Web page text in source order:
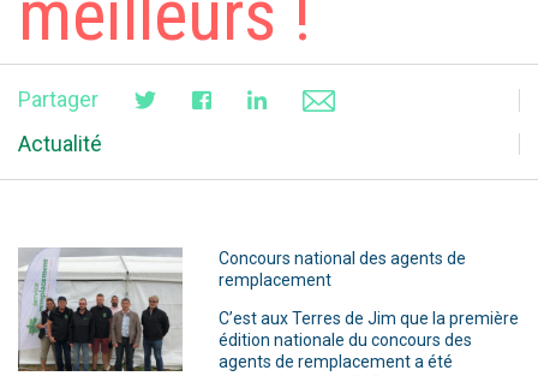
Partager
Actualité
Concours national des agents de
remplacement
C’est aux Terres de Jim que la première
édition nationale du concours des
agents de remplacement a été